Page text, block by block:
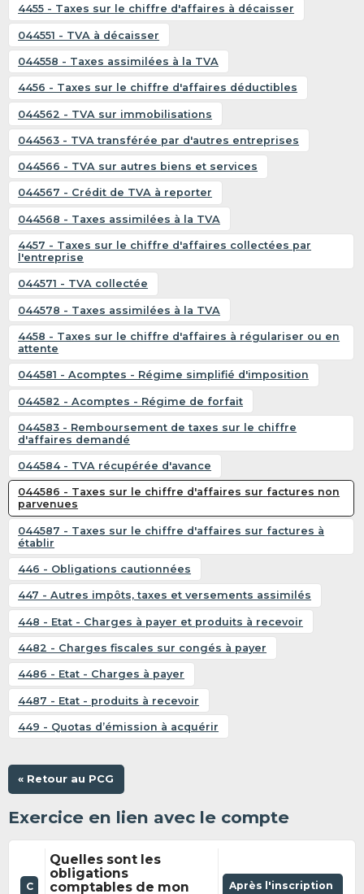
4455 - Taxes sur le chiffre d'affaires à décaisser
044551 - TVA à décaisser
044558 - Taxes assimilées à la TVA
4456 - Taxes sur le chiffre d'affaires déductibles
044562 - TVA sur immobilisations
044563 - TVA transférée par d'autres entreprises
044566 - TVA sur autres biens et services
044567 - Crédit de TVA à reporter
044568 - Taxes assimilées à la TVA
4457 - Taxes sur le chiffre d'affaires collectées par
l'entreprise
044571 - TVA collectée
044578 - Taxes assimilées à la TVA
4458 - Taxes sur le chiffre d'affaires à régulariser ou en
attente
044581 - Acomptes - Régime simplifié d'imposition
044582 - Acomptes - Régime de forfait
044583 - Remboursement de taxes sur le chiffre
d'affaires demandé
044584 - TVA récupérée d'avance
044586 - Taxes sur le chiffre d'affaires sur factures non
parvenues
044587 - Taxes sur le chiffre d'affaires sur factures à
établir
446 - Obligations cautionnées
447 - Autres impôts, taxes et versements assimilés
448 - Etat - Charges à payer et produits à recevoir
4482 - Charges fiscales sur congés à payer
4486 - Etat - Charges à payer
4487 - Etat - produits à recevoir
449 - Quotas d’émission à acquérir
« Retour au PCG
Exercice en lien avec le compte
C
Quelles sont les
obligations
comptables de mon
Après l'inscription